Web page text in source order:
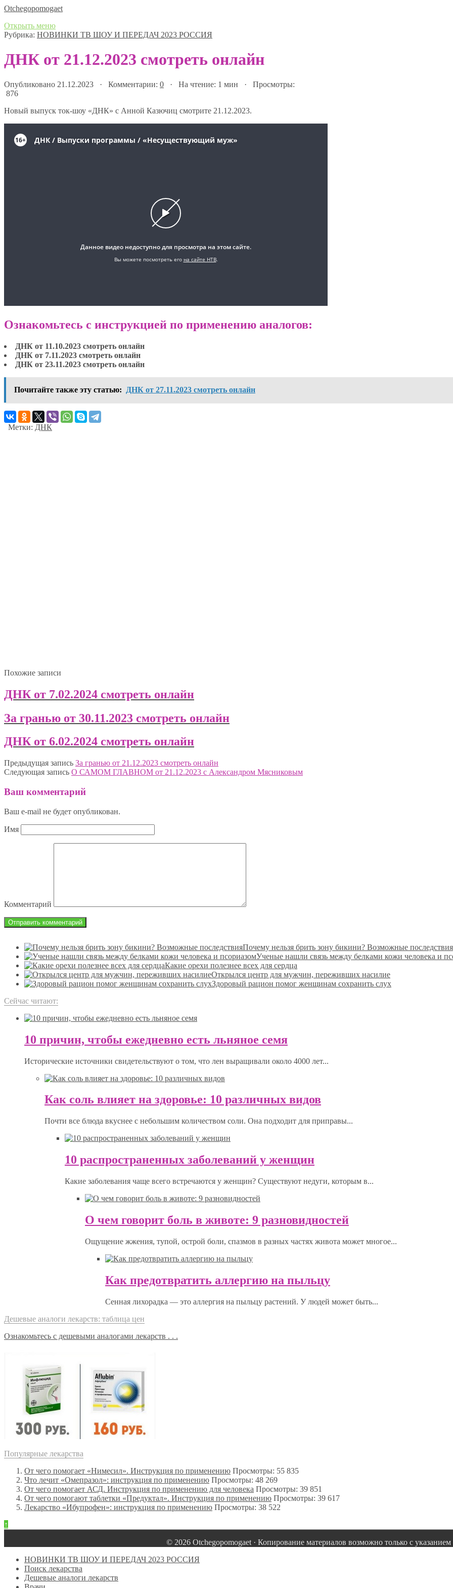
Оtchegopomogaet
Открыть меню
Рубрика: НОВИНКИ ТВ ШОУ И ПЕРЕДАЧ 2023 РОССИЯ
ДНК от 21.12.2023 смотреть онлайн
Опубликовано 21.12.2023 · Комментарии: 0 · На чтение: 1 мин · Просмотры:
876
Новый выпуск ток-шоу «ДНК» с Анной Казючиц смотрите 21.12.2023.
Ознакомьтесь с инструкцией по применению аналогов:
ДНК от 11.10.2023 смотреть онлайн
ДНК от 7.11.2023 смотреть онлайн
ДНК от 23.11.2023 смотреть онлайн
Почитайте также эту статью: ДНК от 27.11.2023 смотреть онлайн
Метки: ДНК
Похожие записи
ДНК от 7.02.2024 смотреть онлайн
За гранью от 30.11.2023 смотреть онлайн
ДНК от 6.02.2024 смотреть онлайн
Предыдущая запись За гранью от 21.12.2023 смотреть онлайн
Следующая запись О САМОМ ГЛАВНОМ от 21.12.2023 с Александром Мясниковым
Ваш комментарий
Ваш e-mail не будет опубликован.
Имя
Комментарий
Почему нельзя брить зону бикини? Возможные последствия
Ученые нашли связь между белками кожи человека и
Какие орехи полезнее всех для сердца
Открылся центр для мужчин, переживших насилие
Здоровый рацион помог женщинам сохранить слух
Сейчас читают:
10 причин, чтобы ежедневно есть льняное семя
Исторические источники свидетельствуют о том, что лен выращивали около 4000 лет...
Как соль влияет на здоровье: 10 различных видов
Почти все блюда вкуснее с небольшим количеством соли. Она подходит для приправы...
10 распространенных заболеваний у женщин
Какие заболевания чаще всего встречаются у женщин? Существуют недуги, которым в...
О чем говорит боль в животе: 9 разновидностей
Ощущение жжения, тупой, острой боли, спазмов в разных частях живота может многое...
Как предотвратить аллергию на пыльцу
Сенная лихорадка — это аллергия на пыльцу растений. У людей может быть...
Дешевые аналоги лекарств: таблица цен
Ознакомьтесь с дешевыми аналогами лекарств . . .
Популярные лекарства
От чего помогает «Нимесил». Инструкция по применению Просмотры: 55 835
Что лечит «Омепразол»: инструкция по применению Просмотры: 48 269
От чего помогает АСД. Инструкция по применению для человека Просмотры: 39 851
От чего помогают таблетки «Предуктал». Инструкция по применению Просмотры: 39 617
Лекарство «Ибупрофен»: инструкция по применению Просмотры: 38 522
↑
© 2026 Оtchegopomogaet · Копирование материалов возможно только с
НОВИНКИ ТВ ШОУ И ПЕРЕДАЧ 2023 РОССИЯ
Поиск лекарства
Дешевые аналоги лекарств